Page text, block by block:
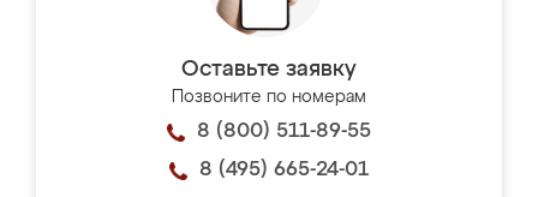
Оставьте заявку
Позвоните по номерам
8 (800) 511-89-55
8 (495) 665-24-01